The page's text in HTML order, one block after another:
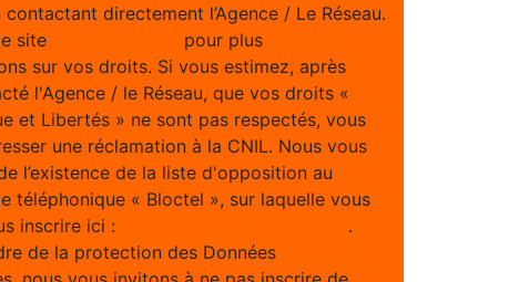
directement l’Agence / Le Réseau.
site
pour plus
sur vos droits. Si vous estimez, après
l'Agence / le Réseau, que vos droits «
et Libertés » ne sont pas respectés, vous
une réclamation à la CNIL. Nous vous
l’existence de la liste d'opposition au
téléphonique « Bloctel », sur laquelle vous
inscrire ici :
.
de la protection des Données